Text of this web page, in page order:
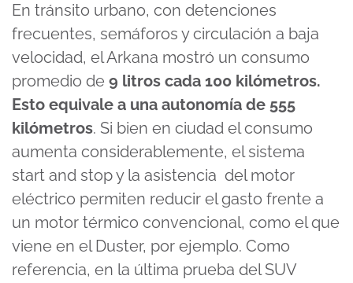
En tránsito urbano, con detenciones
frecuentes, semáforos y circulación a baja
velocidad, el Arkana mostró un consumo
promedio de 9 litros cada 100 kilómetros.
Esto equivale a una autonomía de 555
kilómetros. Si bien en ciudad el consumo
aumenta considerablemente, el sistema
start and stop y la asistencia del motor
eléctrico permiten reducir el gasto frente a
un motor térmico convencional, como el que
viene en el Duster, por ejemplo. Como
referencia, en la última prueba del SUV